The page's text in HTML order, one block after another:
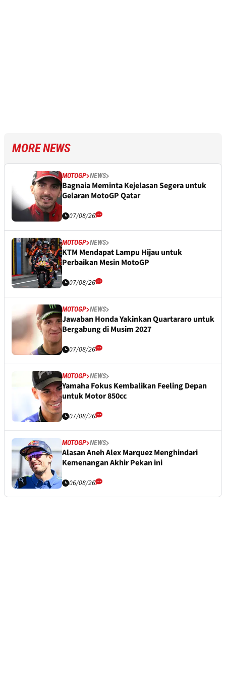
MORE NEWS
MOTOGP NEWS
Bagnaia Meminta Kejelasan Segera untuk
Gelaran MotoGP Qatar
07/08/26
MOTOGP NEWS
KTM Mendapat Lampu Hijau untuk
Perbaikan Mesin MotoGP
07/08/26
MOTOGP NEWS
Jawaban Honda Yakinkan Quartararo untuk
Bergabung di Musim 2027
07/08/26
MOTOGP NEWS
Yamaha Fokus Kembalikan Feeling Depan
untuk Motor 850cc
07/08/26
MOTOGP NEWS
Alasan Aneh Alex Marquez Menghindari
Kemenangan Akhir Pekan ini
06/08/26